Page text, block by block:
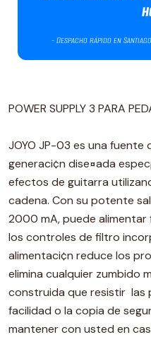
POWER SUPPLY 3 PARA
JOYO JP-03 es una fuente
generaci¢n dise¤ada
efectos de guitarra
cadena. Con su potente
2000 mA, puede
los controles de filtro
alimentaci¢n reduce los
elimina cualquier zumbido
construida que resistir las
facilidad o la copia de
mantener con usted en